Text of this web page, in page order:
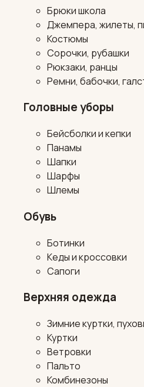
Брюки школа
Джемпера, жилеты,
Костюмы
Сорочки, рубашки
Рюкзаки, ранцы
Ремни, бабочки,
Головные уборы
Бейсболки и кепки
Панамы
Шапки
Шарфы
Шлемы
Обувь
Ботинки
Кеды и кроссовки
Сапоги
Верхняя одежда
Зимние куртки,
Куртки
Ветровки
Пальто
Комбинезоны